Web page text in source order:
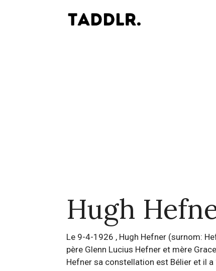
Hugh
Le 9-4-1926 , Hugh Hefner (surnom:
père Glenn Lucius Hefner et mère
Hefner sa constellation est Bélier et il a